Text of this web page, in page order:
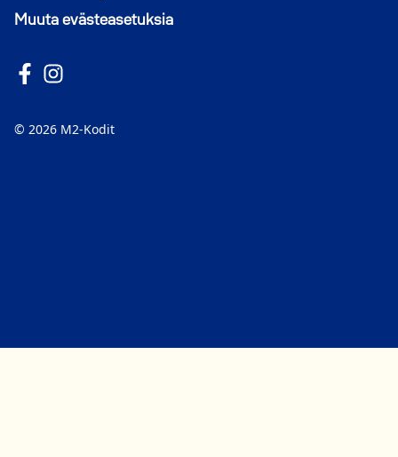
Muuta evästeasetuksia
Seuraa meitä Facebookissa
Avautuu uuteen ikkunaan
Seuraa Instagramissa
Avautuu uuteen ikkunaan
© 2026 M2-Kodit